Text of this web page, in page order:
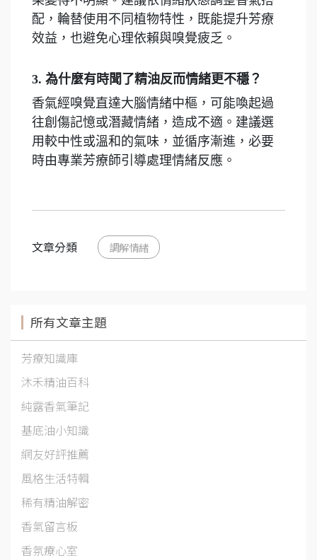
配，輪替使用不同植物特性，既能提升芳療
效益，也避免心理依賴與嗅覺疲乏。
3. 為什麼有時聞了精油反而情緒更不穩？
香氣經嗅覺直達大腦情緒中樞，可能喚起過
往創傷記憶或潛藏情緒，造成不適。建議選
用較中性或溫和的氣味，並循序漸進，必要
時由專業芳療師引導處理情緒反應。
文章分類 調解情緒
所有文章主題
芳療知識庫
沐禾精油百科
純露香氣筆記
基底油小知識
網友好評推薦
風格生活特輯
稀有精油解密
香氣留言板
香氛療心室